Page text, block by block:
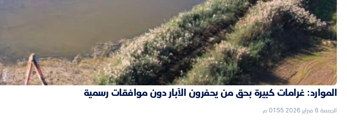
الموارد: غرامات كبيرة بحق من يحفرون الآبار دون موافقات رسمية
الجمعة 6 فبراير 2026 01:55 م